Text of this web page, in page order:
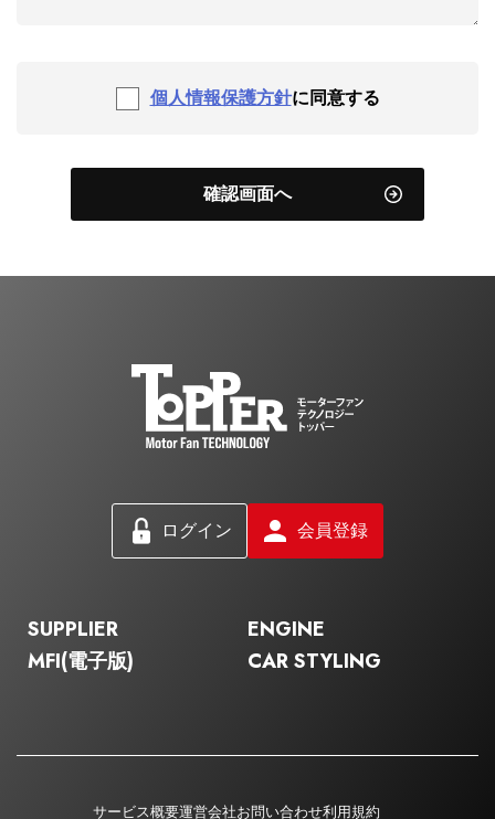
個人情報保護方針に同意する
確認画面へ
ログイン 会員登録
SUPPLIER
ENGINE
MFI(電子版)
CAR STYLING
サービス概要運営会社お問い合わせ利用規約